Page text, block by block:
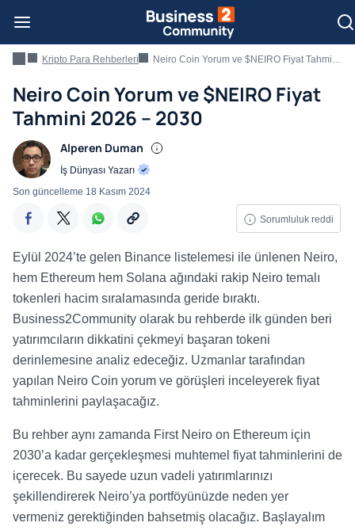
Kripto Para Rehberleri Neiro Coin Yorum ve $NEIRO Fiyat Tahmini 2026 – 2030
Neiro Coin Yorum ve $NEIRO Fiyat
Tahmini 2026 – 2030
Alperen Duman
İş Dünyası Yazarı
Sorumluluk reddi
Son güncelleme 18 Kasım 2024
Eylül 2024’te gelen Binance listelemesi ile ünlenen Neiro,
hem Ethereum hem Solana ağındaki rakip Neiro temalı
tokenleri hacim sıralamasında geride bıraktı.
Business2Community olarak bu rehberde ilk günden beri
yatırımcıların dikkatini çekmeyi başaran tokeni
derinlemesine analiz edeceğiz. Uzmanlar tarafından
yapılan Neiro Coin yorum ve görüşleri inceleyerek fiyat
tahminlerini paylaşacağız.
Bu rehber aynı zamanda First Neiro on Ethereum için
2030’a kadar gerçekleşmesi muhtemel fiyat tahminlerini de
içerecek. Bu sayede uzun vadeli yatırımlarınızı
şekillendirerek Neiro’ya portföyünüzde neden yer
vermeniz gerektiğinden bahsetmiş olacağız. Başlayalım